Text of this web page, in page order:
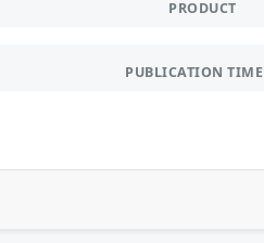
PRODUCT
PUBLICATION TIME